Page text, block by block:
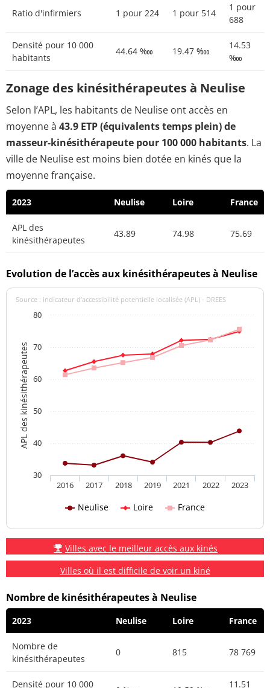
Ratio d'infirmiers 1 pour 224 1 pour 514
1 pour
688
Densité pour 10 000
habitants
44.64 ‱ 19.47 ‱
14.53
‱
Zonage des kinésithérapeutes à Neulise
Selon l’APL, les habitants de Neulise ont accès en
moyenne à 43.9 ETP (équivalents temps plein) de
masseur-kinésithérapeute pour 100 000 habitants. La
ville de Neulise est moins bien dotée en kinés que la
moyenne française.
2023 Neulise Loire France
APL des
kinésithérapeutes
43.89 74.98 75.69
Evolution de l’accès aux kinésithérapeutes à Neulise
APL des kinésithérapeutes
Source : indicateur d’accessibilité potentielle localisée (APL) - DREES
Neulise Loire France
2016 2017 2018 2019 2021 2022 2023
30
40
50
60
70
80
Villes avec le meilleur accès aux kinés
Villes où il est difficile de voir un kiné
Nombre de kinésithérapeutes à Neulise
2023 Neulise Loire France
Nombre de
kinésithérapeutes
0 815 78 769
Densité pour 10 000
11.51